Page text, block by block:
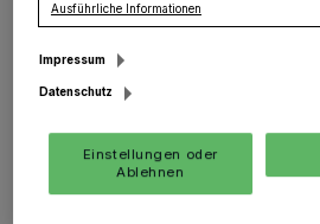
Ausführliche Informationen
Impressum
Datenschutz
Einstellungen oder
Ablehnen